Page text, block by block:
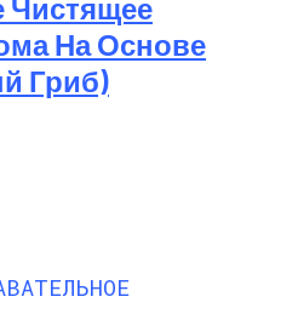
Чистящее
На Основе
Гриб)